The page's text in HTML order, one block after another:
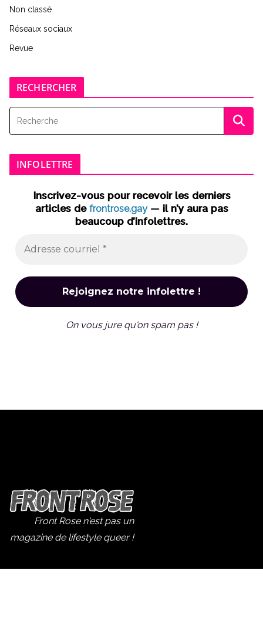
Non classé
Réseaux sociaux
Revue
RECHERCHER
INFOLETTRE
Inscrivez-vous pour recevoir les derniers
articles de frontrose.gay— il n’y aura pas
beaucoup d’infolettres.
On vous jure qu'on spam pas !
Front Rose n'est pas un
magazine de lifestyle queer !